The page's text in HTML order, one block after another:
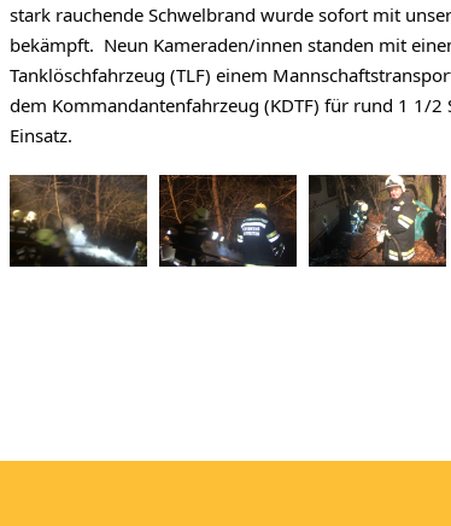
bekämpft.  Neun Kameraden/innen standen mit
Tanklöschfahrzeug (TLF) einem
dem Kommandantenfahrzeug (KDTF) für rund 1 1/2
Einsatz.